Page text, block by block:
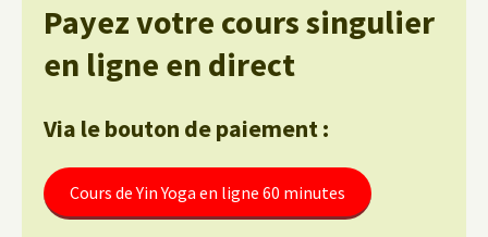
Payez votre cours singulier
en ligne en direct
Via le bouton de paiement :
Cours de Yin Yoga en ligne 60 minutes